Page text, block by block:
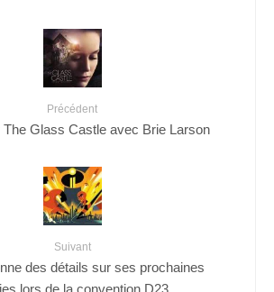
Précédent
The Glass Castle avec Brie Larson
Suivant
des détails sur ses prochaines
lors de la convention D23